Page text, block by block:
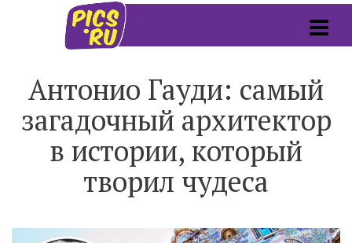
Антонио Гауди: самый
загадочный архитектор
в истории, который
творил чудеса